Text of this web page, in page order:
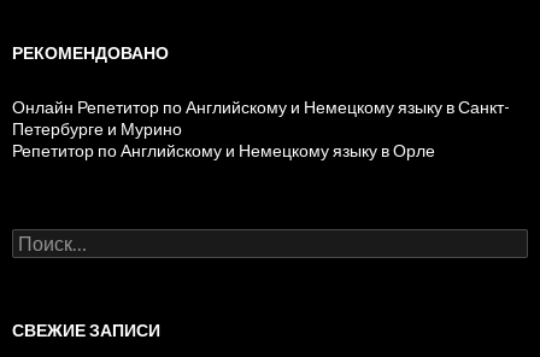
РЕКОМЕНДОВАНО
Онлайн Репетитор по Английскому и Немецкому языку в Санкт-
Петербурге и Мурино
Репетитор по Английскому и Немецкому языку в Орле
Н
а
и
СВЕЖИЕ ЗАПИСИ